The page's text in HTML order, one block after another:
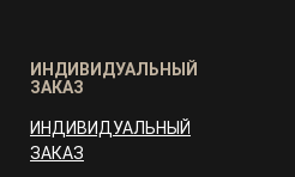
ИНДИВИДУАЛЬНЫЙ
ЗАКАЗ
ИНДИВИДУАЛЬНЫЙ
ЗАКАЗ